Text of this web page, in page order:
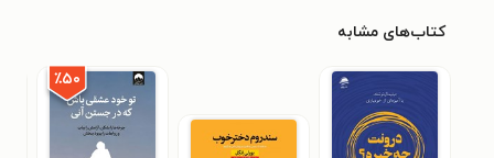
کتاب‌های مشابه
٪۵۰